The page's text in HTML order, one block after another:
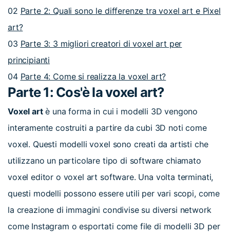
02 Parte 2: Quali sono le differenze tra voxel art e Pixel
art?
03 Parte 3: 3 migliori creatori di voxel art per
principianti
04 Parte 4: Come si realizza la voxel art?
Parte 1: Cos'è la voxel art?
Voxel art è una forma in cui i modelli 3D vengono
interamente costruiti a partire da cubi 3D noti come
voxel. Questi modelli voxel sono creati da artisti che
utilizzano un particolare tipo di software chiamato
voxel editor o voxel art software. Una volta terminati,
questi modelli possono essere utili per vari scopi, come
la creazione di immagini condivise su diversi network
come Instagram o esportati come file di modelli 3D per